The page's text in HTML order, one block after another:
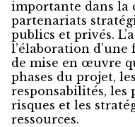
importante dans la
partenariats
publics et privés.
l’élaboration
de mise en œuvre
phases du projet,
responsabilités, les
risques et les
ressources.